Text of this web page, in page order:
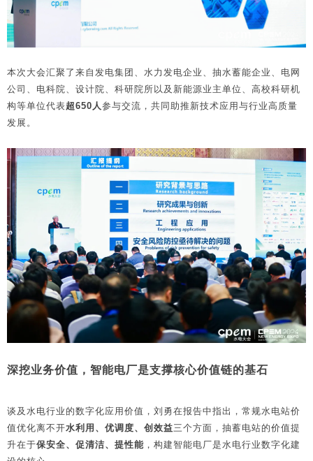
本次大会汇聚了来自发电集团、水力发电企业、抽水蓄能企业、电网
公司、电科院、设计院、科研院所以及新能源业主单位、高校科研机
构等单位代表超650人 参与交流，共同助推新技术应用与行业高质量
发展。
深挖业务价值，智能电厂是支撑核心价值链的基石
谈及水电行业的数字化应用价值，刘勇在报告中指出，常规水电站价
值优化离不开水利用、优调度、创效益三个方面，抽蓄电站的价值提
升在于保安全、促清洁、提性能 ，构建智能电厂是水电行业数字化建